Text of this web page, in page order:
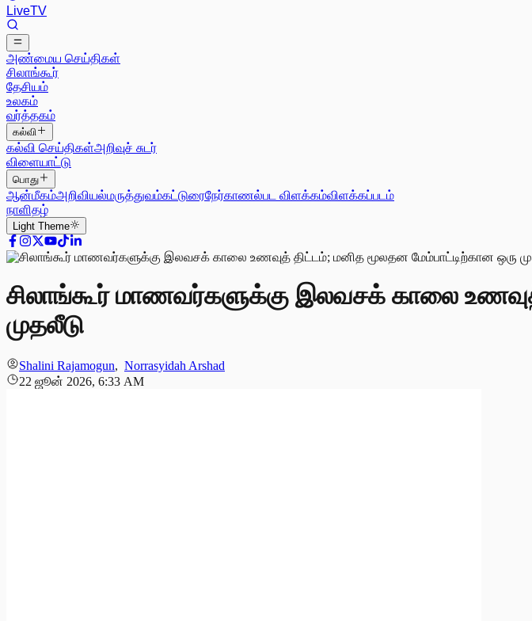
LiveTV
அண்மைய செய்திகள்
சிலாங்கூர்
தேசியம்
உலகம்
வர்த்தகம்
கல்வி
கல்வி செய்திகள்அறிவுச் சுடர்
விளையாட்டு
பொது
ஆன்மீகம்அறிவியல்மருத்துவம்கட்டுரைநேர்காணல்பட விளக்கம்விளக்கப்படம்
நாளிதழ்
Light Theme
சிலாங்கூர் மாணவர்களுக்கு இலவசக் காலை
முதலீடு
Shalini Rajamogun, Norrasyidah Arshad
22 ஜூன் 2026, 6:33 AM